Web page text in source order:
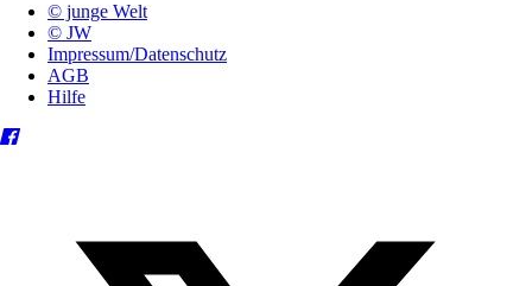
© junge Welt
© JW
Impressum/Datenschutz
AGB
Hilfe